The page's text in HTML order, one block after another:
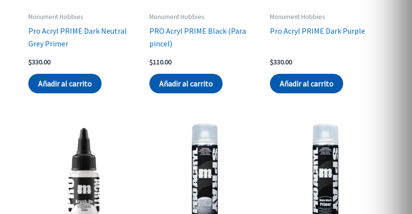
Monument Hobbies
Pro Acryl PRIME Dark Neutral
Grey Primer
$330.00
Añadir al carrito
Monument Hobbies
PRO Acryl PRIME Black (Para
pincel)
$110.00
Añadir al carrito
Monument Hobbies
Pro Acryl PRIME Dark Purple
$330.00
Añadir al carrito